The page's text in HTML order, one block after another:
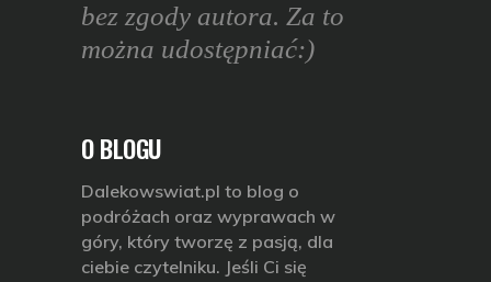
bez zgody autora. Za to
można udostępniać:)
O BLOGU
Dalekowswiat.pl to blog o
podróżach oraz wyprawach w
góry, który tworzę z pasją, dla
ciebie czytelniku. Jeśli Ci się